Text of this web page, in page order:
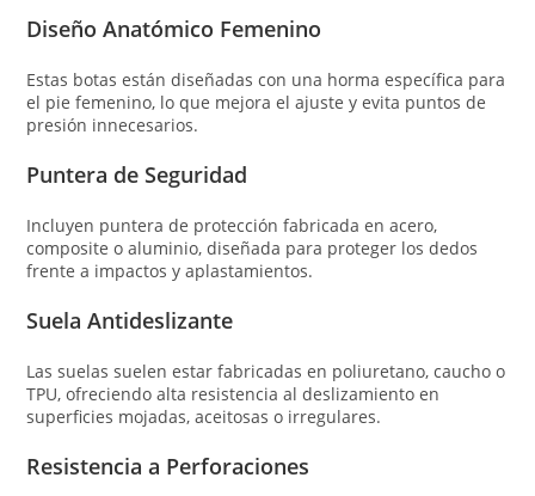
Diseño Anatómico Femenino
Estas botas están diseñadas con una horma específica para
el pie femenino, lo que mejora el ajuste y evita puntos de
presión innecesarios.
Puntera de Seguridad
Incluyen puntera de protección fabricada en acero,
composite o aluminio, diseñada para proteger los dedos
frente a impactos y aplastamientos.
Suela Antideslizante
Las suelas suelen estar fabricadas en poliuretano, caucho o
TPU, ofreciendo alta resistencia al deslizamiento en
superficies mojadas, aceitosas o irregulares.
Resistencia a Perforaciones